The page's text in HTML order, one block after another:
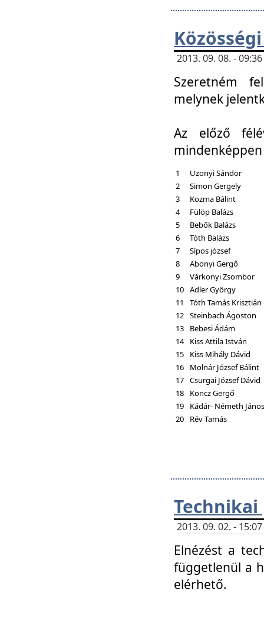
2013. 09. 08. -
Szeretném
melynek
Az előző
1
Uzonyi Sándor
2
Simon Gergely
3
Kozma Bálint
4
Fülöp Balázs
5
Bebők Balázs
6
Tóth Balázs
7
Sípos józsef
8
Abonyi Gergő
9
Várkonyi Zsombor
10 Adler György
11
Tóth Tamás Krisztián
12 Steinbach Ágoston
13
Bebesi Ádám
14 Kiss Attila István
15
Kiss Mihály Dávid
16
Molnár József Bálint
17 Csurgai József Dávid
18
Koncz Gergő
19
Kádár- Németh János
20
Rév Tamás
2013. 09. 02. -
Elnézést a
függetlenül a
elérhető.